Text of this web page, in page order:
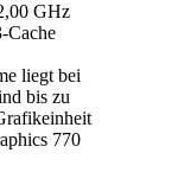
GHz
Cache
liegt bei
bis zu
770